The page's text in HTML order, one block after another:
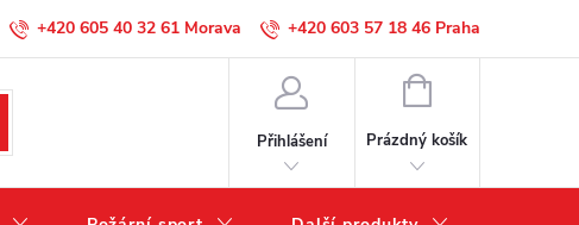
+420 605 40 32 61 +420 603 57 18 46
Přihlášení
NÁKUPNÍ
Prázdný košík